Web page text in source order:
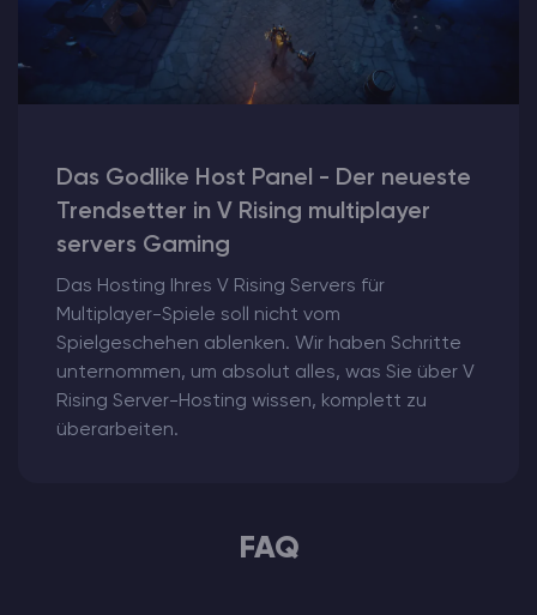
Das Godlike Host Panel - Der neueste
Trendsetter in V Rising multiplayer
servers Gaming
Das Hosting Ihres V Rising Servers für
Multiplayer-Spiele soll nicht vom
Spielgeschehen ablenken. Wir haben Schritte
unternommen, um absolut alles, was Sie über V
Rising Server-Hosting wissen, komplett zu
überarbeiten.
FAQ